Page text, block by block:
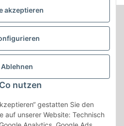
akzeptieren
Ablehnen
nutzen
gestatten Sie den
auf unserer Website: Technisch